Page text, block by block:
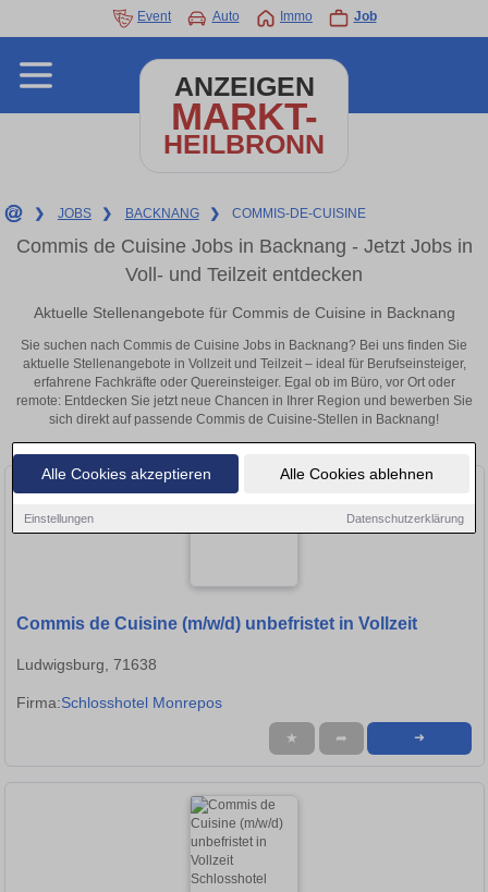
Alle Cookies akzeptieren Alle Cookies ablehnen
Einstellungen Datenschutzerklärung
Event Auto Immo Job
ANZEIGEN
MARKT-
HEILBRONN
❯ JOBS ❯ BACKNANG ❯ COMMIS-DE-CUISINE
Commis de Cuisine Jobs in Backnang - Jetzt Jobs in
Voll- und Teilzeit entdecken
Aktuelle Stellenangebote für Commis de Cuisine in Backnang
Sie suchen nach Commis de Cuisine Jobs in Backnang? Bei uns finden Sie
aktuelle Stellenangebote in Vollzeit und Teilzeit – ideal für Berufseinsteiger,
erfahrene Fachkräfte oder Quereinsteiger. Egal ob im Büro, vor Ort oder
remote: Entdecken Sie jetzt neue Chancen in Ihrer Region und bewerben Sie
sich direkt auf passende Commis de Cuisine-Stellen in Backnang!
Commis de Cuisine (m/w/d) unbefristet in Vollzeit
Ludwigsburg, 71638
Firma:Schlosshotel Monrepos
★ ➦ ➜